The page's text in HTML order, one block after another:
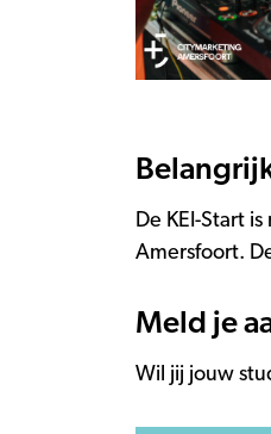
De KEI-Start
Amersfoort.
Meld je
Wil jij jouw